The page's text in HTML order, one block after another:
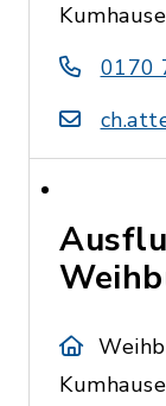
0170